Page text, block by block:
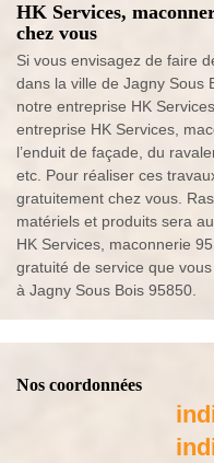
HK Services,
chez vous
Si vous envisagez de faire
dans la ville de Jagny Sous
notre entreprise HK
entreprise HK Services,
l’enduit de façade, du
etc. Pour réaliser ces
gratuitement chez vous.
matériels et produits sera
HK Services, maconnerie
gratuité de service que
à Jagny Sous Bois 95850.
Nos coordonnées